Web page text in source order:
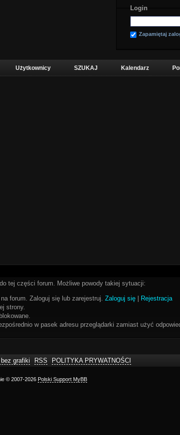
Login
Zapamiętaj
Użytkownicy SZUKAJ Kalendarz
tej części forum. Możliwe powody takiej sytuacji:
forum. Zaloguj się lub zarejestruj. Zaloguj się
Rejestracja
strony.
w pasek adresu przeglądarki zamiast użyć
grafiki RSS POLITYKA PRYWATNOŚCI
© 2007-2026 Polski Support MyBB